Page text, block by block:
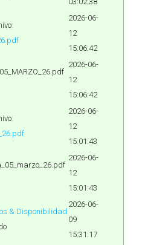
2026-06-
12
15:06:42
2026-06-
12
15:06:42
2026-06-
12
15:01:43
2026-06-
12
15:01:43
& Disponibilidad
2026-06-
09
15:31:17